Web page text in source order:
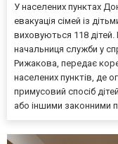
У населених пунктах
евакуація сімей із
виховуються 118
начальниця служби у
Рижакова, передає
населених пунктів, де
примусовий спосіб
або іншими законними